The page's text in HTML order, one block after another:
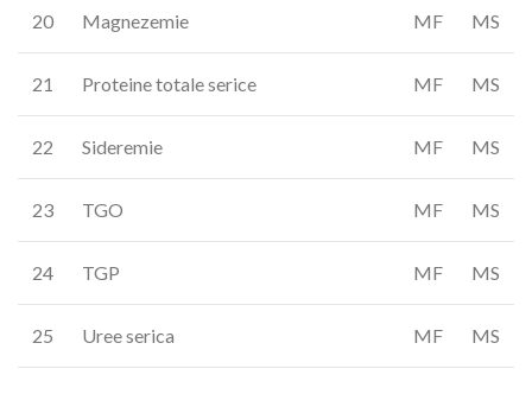
20 Magnezemie MF MS
21 Proteine totale serice MF MS
22 Sideremie MF MS
23 TGO MF MS
24 TGP MF MS
25 Uree serica MF MS